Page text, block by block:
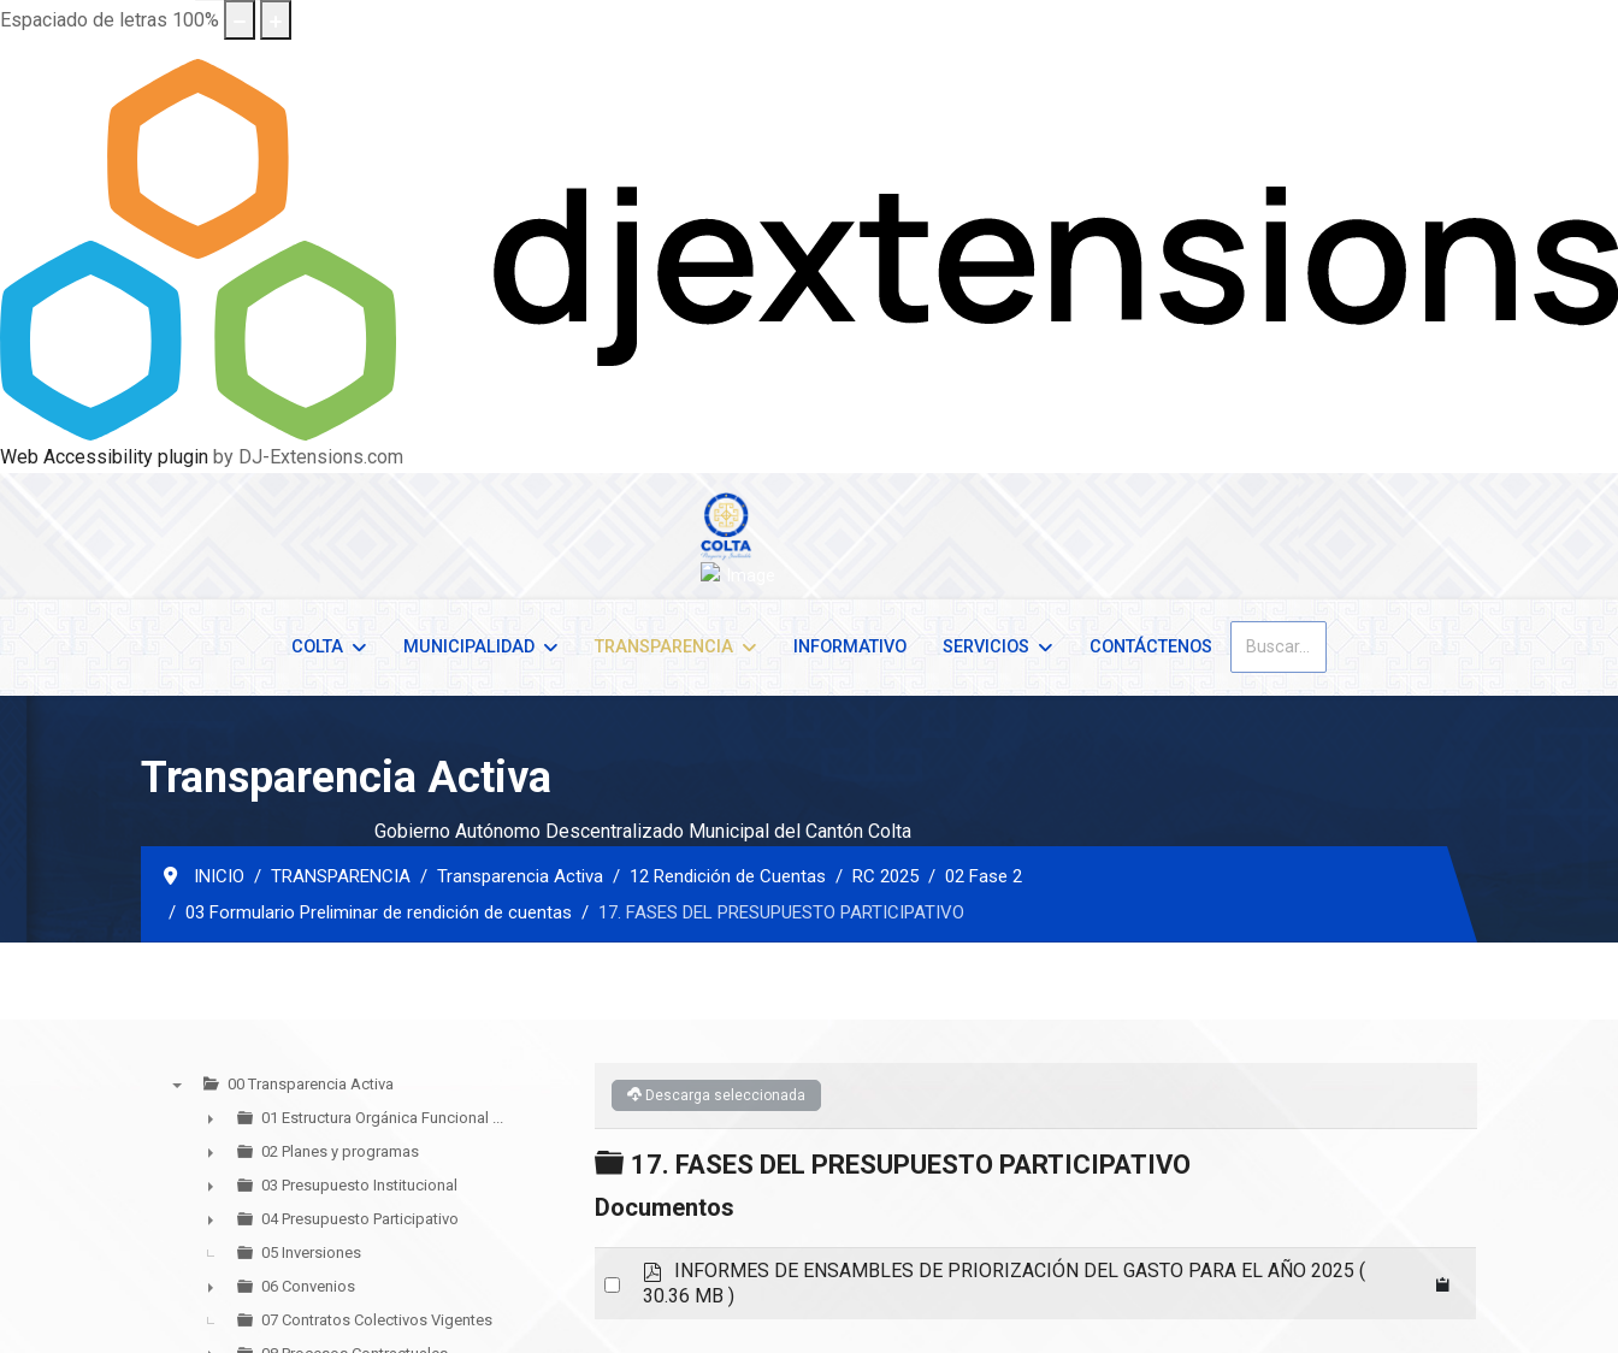
Espaciado de letras 100%
Web Accessibility plugin by DJ-Extensions.com
COLTA MUNICIPALIDAD TRANSPARENCIA INFORMATIVO SERVICIOS CONTÁCTENOS Buscar
Transparencia Activa
Gobierno Autónomo Descentralizado Municipal del Cantón Colta
INICIO TRANSPARENCIA Transparencia Activa 12 Rendición de Cuentas RC 2025
02 Fase 2
03 Formulario Preliminar de rendición de cuentas
17. FASES DEL PRESUPUESTO PARTICIPATIVO
00 Transparencia Activa
►
01 Estructura Orgánica Funcional ...
►
02 Planes y programas
►
03 Presupuesto Institucional
►
04 Presupuesto Participativo
05 Inversiones
►
06 Convenios
07 Contratos Colectivos Vigentes
Descarga seleccionada
Carpeta
17. FASES DEL PRESUPUESTO PARTICIPATIVO
Documentos
Select
p
d
INFORMES DE ENSAMBLES DE PRIORIZACIÓN DEL GASTO PARA EL AÑO 2025 (
30.36 MB )